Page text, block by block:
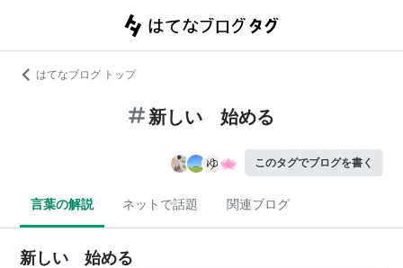
はてなブログ トップ
新しい 始める
このタグでブログを書く
言葉の解説 ネットで話題 関連ブログ
新しい 始める